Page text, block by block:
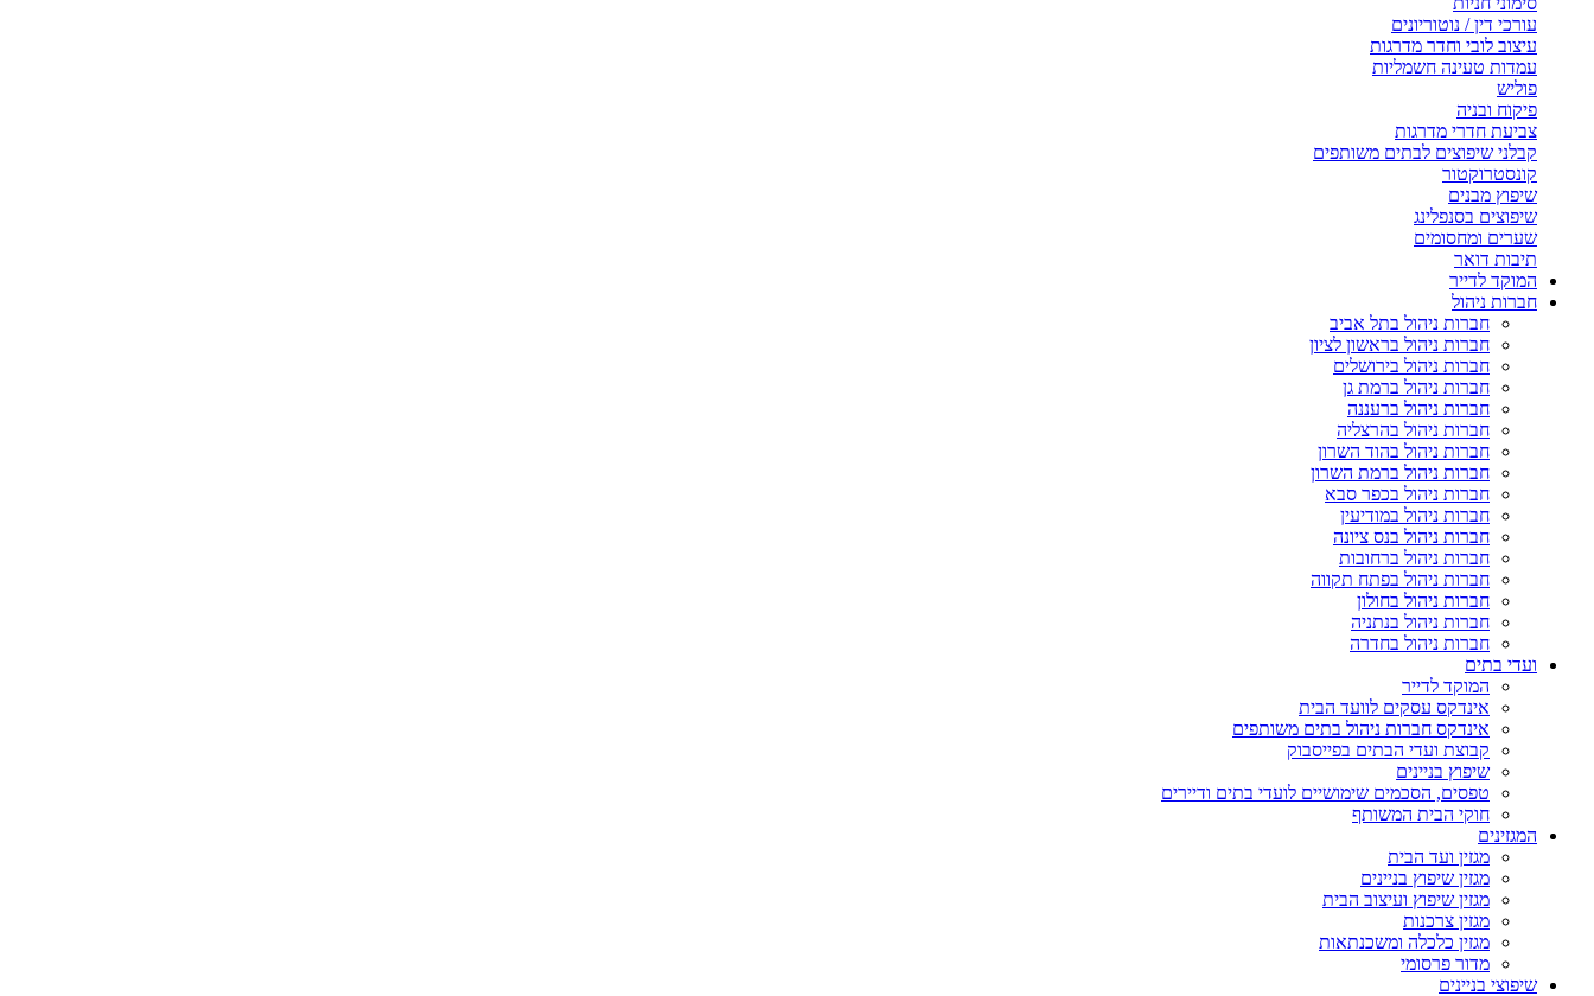
עורכי דין / נוטוריונים
עיצוב לובי וחדר מדרגות
עמדות טעינה חשמליות
פוליש
פיקוח ובניה
צביעת חדרי מדרגות
קבלני שיפוצים לבתים משותפים
קונסטרוקטור
שיפוץ מבנים
שיפוצים בסנפלינג
שערים ומחסומים
תיבות דואר
המוקד לדייר
חברות ניהול
חברות ניהול בתל אביב
חברות ניהול בראשון לציון
חברות ניהול בירושלים
חברות ניהול ברמת גן
חברות ניהול ברעננה
חברות ניהול בהרצליה
חברות ניהול בהוד השרון
חברות ניהול ברמת השרון
חברות ניהול בכפר סבא
חברות ניהול במודיעין
חברות ניהול בנס ציונה
חברות ניהול ברחובות
חברות ניהול בפתח תקווה
חברות ניהול בחולון
חברות ניהול בנתניה
חברות ניהול בחדרה
ועדי בתים
המוקד לדייר
אינדקס עסקים לוועד הבית
אינדקס חברות ניהול בתים משותפים
קבוצת ועדי הבתים בפייסבוק
שיפוץ בניינים
טפסים, הסכמים שימושיים לועדי בתים ודיירים
חוקי הבית המשותף
המגזינים
מגזין ועד הבית
מגזין שיפוץ בניינים
מגזין שיפוץ ועיצוב הבית
מגזין צרכנות
מגזין כלכלה ומשכנתאות
מדור פרסומי
שיפוצי בניינים